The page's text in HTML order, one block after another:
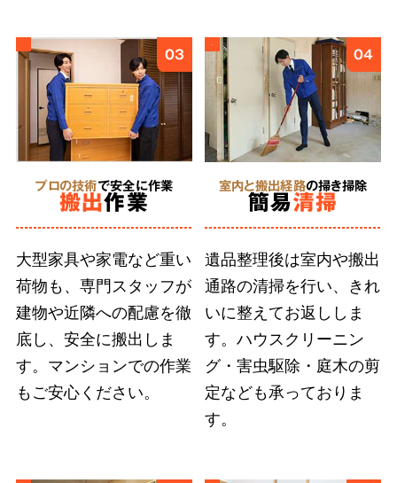
5 形見分け・ご供養に対応
合同供養
に対応
弊社では故人様とご依頼者様の想いに応えるこ
とを第一としています。遠方にお住まいのご親
族への形見分や遺品のご供養など、どのような
細かなご要望も遠慮せずにお伝えください。
03
プロの技術で安全に作業
搬出作業
大型家具や家電など重い
荷物も、専門スタッフが
建物や近隣への配慮を徹
底し、安全に搬出しま
す。マンションでの作業
もご安心ください。
04
室内と搬出経路の掃き掃除
簡易清掃
遺品整理後は室内や搬出
通路の清掃を行い、きれ
いに整えてお返ししま
す。ハウスクリーニン
グ・害虫駆除・庭木の剪
定なども承っておりま
す。